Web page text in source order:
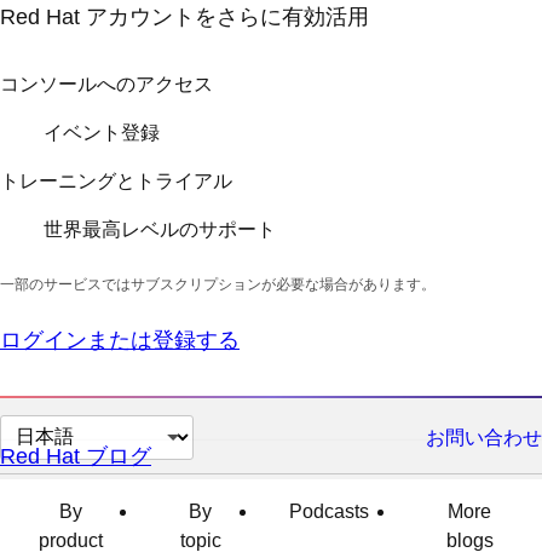
Red Hat アカウントをさらに有効活用
コンソールへのアクセス
イベント登録
トレーニングとトライアル
世界最高レベルのサポート
一部のサービスではサブスクリプションが必要な場合があります。
ログインまたは登録する
ペ
ー
お問い合わせ
Red Hat ブログ
By
product
By
topic
Podcasts
More
blogs